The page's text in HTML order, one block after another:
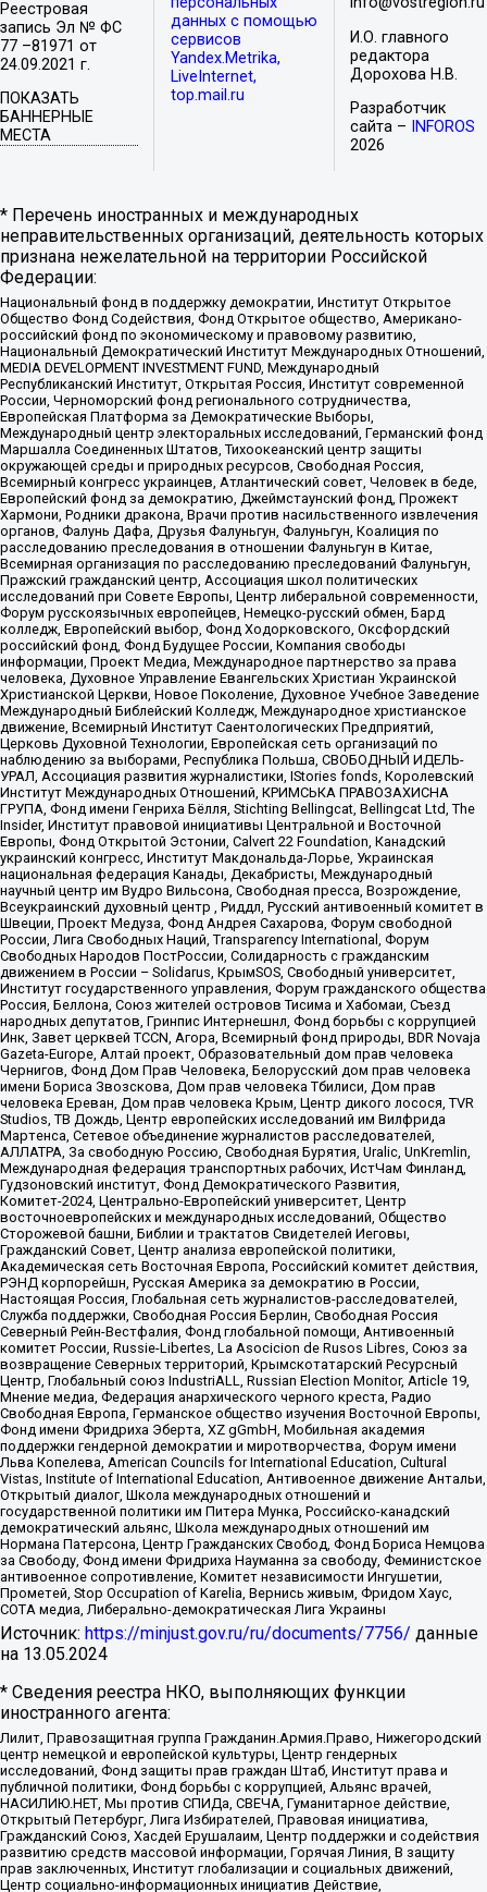
Реестровая
запись Эл № ФС
77 –81971 от
24.09.2021 г.
ПОКАЗАТЬ
БАННЕРНЫЕ
МЕСТА
данных с помощью
сервисов
Yandex.Metrika,
LiveInternet,
top.mail.ru
И.О. главного
редактора
Дорохова Н.В.
Разработчик
сайта –
INFOROS
2026
* Перечень иностранных и международных
неправительственных организаций, деятельность которых
признана нежелательной на территории Российской
Федерации:
Национальный фонд в поддержку демократии, Институт Открытое
Общество Фонд Содействия, Фонд Открытое общество, Американо-
российский фонд по экономическому и правовому развитию,
Национальный Демократический Институт Международных Отношений,
MEDIA DEVELOPMENT INVESTMENT FUND, Международный
Республиканский Институт, Открытая Россия, Институт современной
России, Черноморский фонд регионального сотрудничества,
Европейская Платформа за Демократические Выборы,
Международный центр электоральных исследований, Германский фонд
Маршалла Соединенных Штатов, Тихоокеанский центр защиты
окружающей среды и природных ресурсов, Свободная Россия,
Всемирный конгресс украинцев, Атлантический совет, Человек в беде,
Европейский фонд за демократию, Джеймстаунский фонд, Прожект
Хармони, Родники дракона, Врачи против насильственного извлечения
органов, Фалунь Дафа, Друзья Фалуньгун, Фалуньгун, Коалиция по
расследованию преследования в отношении Фалуньгун в Китае,
Всемирная организация по расследованию преследований Фалуньгун,
Пражский гражданский центр, Ассоциация школ политических
исследований при Совете Европы, Центр либеральной современности,
Форум русскоязычных европейцев, Немецко-русский обмен, Бард
колледж, Европейский выбор, Фонд Ходорковского, Оксфордский
российский фонд, Фонд Будущее России, Компания свободы
информации, Проект Медиа, Международное партнерство за права
человека, Духовное Управление Евангельских Христиан Украинской
Христианской Церкви, Новое Поколение, Духовное Учебное Заведение
Международный Библейский Колледж, Международное христианское
движение, Всемирный Институт Саентологических Предприятий,
Церковь Духовной Технологии, Европейская сеть организаций по
наблюдению за выборами, Республика Польша, СВОБОДНЫЙ ИДЕЛЬ-
УРАЛ, Ассоциация развития журналистики, IStories fonds, Королевский
Институт Международных Отношений, КРИМСЬКА ПРАВОЗАХИСНА
ГРУПА, Фонд имени Генриха Бёлля, Stichting Bellingcat, Bellingcat Ltd, The
Insider, Институт правовой инициативы Центральной и Восточной
Европы, Фонд Открытой Эстонии, Calvert 22 Foundation, Канадский
украинский конгресс, Институт Макдональда-Лорье, Украинская
национальная федерация Канады, Декабристы, Международный
научный центр им Вудро Вильсона, Свободная пресса, Возрождение,
Всеукраинский духовный центр , Риддл, Русский антивоенный комитет в
Швеции, Проект Медуза, Фонд Андрея Сахарова, Форум свободной
России, Лига Свободных Наций, Transparеncy International, Форум
Свободных Народов ПостРоссии, Солидарность с гражданским
движением в России – Solidarus, КрымSOS, Свободный университет,
Институт государственного управления, Форум гражданского общества
Россия, Беллона, Союз жителей островов Тисима и Хабомаи, Съезд
народных депутатов, Гринпис Интернешнл, Фонд борьбы с коррупцией
Инк, Завет церквей TCCN, Агора, Всемирный фонд природы, BDR Novaja
Gazeta-Europe, Алтай проект, Образовательный дом прав человека
Чернигов, Фонд Дом Прав Человека, Белорусский дом прав человека
имени Бориса Звозскова, Дом прав человека Тбилиси, Дом прав
человека Ереван, Дом прав человека Крым, Центр дикого лосося, TVR
Studios, ТВ Дождь, Центр европейских исследований им Вилфрида
Мартенса, Сетевое объединение журналистов расследователей,
АЛЛАТРА, За свободную Россию, Свободная Бурятия, Uralic, UnKremlin,
Международная федерация транспортных рабочих, ИстЧам Финланд,
Гудзоновский институт, Фонд Демократического Развития,
Комитет-2024, Центрально-Европейский университет, Центр
восточноевропейских и международных исследований, Общество
Сторожевой башни, Библии и трактатов Свидетелей Иеговы,
Гражданский Совет, Центр анализа европейской политики,
Академическая сеть Восточная Европа, Российский комитет действия,
РЭНД корпорейшн, Русская Америка за демократию в России,
Настоящая Россия, Глобальная сеть журналистов-расследователей,
Служба поддержки, Свободная Россия Берлин, Свободная Россия
Северный Рейн-Вестфалия, Фонд глобальной помощи, Антивоенный
комитет России, Russie-Libertes, La Asocicion de Rusos Libres, Союз за
возвращение Северных территорий, Крымскотатарский Ресурсный
Центр, Глобальный союз IndustriALL, Russian Election Monitor, Article 19,
Мнение медиа, Федерация анархического черного креста, Радио
Свободная Европа, Германское общество изучения Восточной Европы,
Фонд имени Фридриха Эберта, XZ gGmbH, Мобильная академия
поддержки гендерной демократии и миротворчества, Форум имени
Льва Копелева, American Councils for International Education, Cultural
Vistas, Institute of International Education, Антивоенное движение Антальи,
Открытый диалог, Школа международных отношений и
государственной политики им Питера Мунка, Российско-канадский
демократический альянс, Школа международных отношений им
Нормана Патерсона, Центр Гражданских Свобод, Фонд Бориса Немцова
за Свободу, Фонд имени Фридриха Науманна за свободу, Феминистское
антивоенное сопротивление, Комитет независимости Ингушетии,
Прометей, Stop Occupation of Karelia, Вернись живым, Фридом Хаус,
СОТА медиа, Либерально-демократическая Лига Украины
Источник: https://minjust.gov.ru/ru/documents/7756/ данные
на 13.05.2024
* Сведения реестра НКО, выполняющих функции
иностранного агента:
Лилит, Правозащитная группа Гражданин.Армия.Право, Нижегородский
центр немецкой и европейской культуры, Центр гендерных
исследований, Фонд защиты прав граждан Штаб, Институт права и
публичной политики, Фонд борьбы с коррупцией, Альянс врачей,
НАСИЛИЮ.НЕТ, Мы против СПИДа, СВЕЧА, Гуманитарное действие,
Открытый Петербург, Лига Избирателей, Правовая инициатива,
Гражданский Союз, Хасдей Ерушалаим, Центр поддержки и содействия
развитию средств массовой информации, Горячая Линия, В защиту
прав заключенных, Институт глобализации и социальных движений,
Центр социально-информационных инициатив Действие,